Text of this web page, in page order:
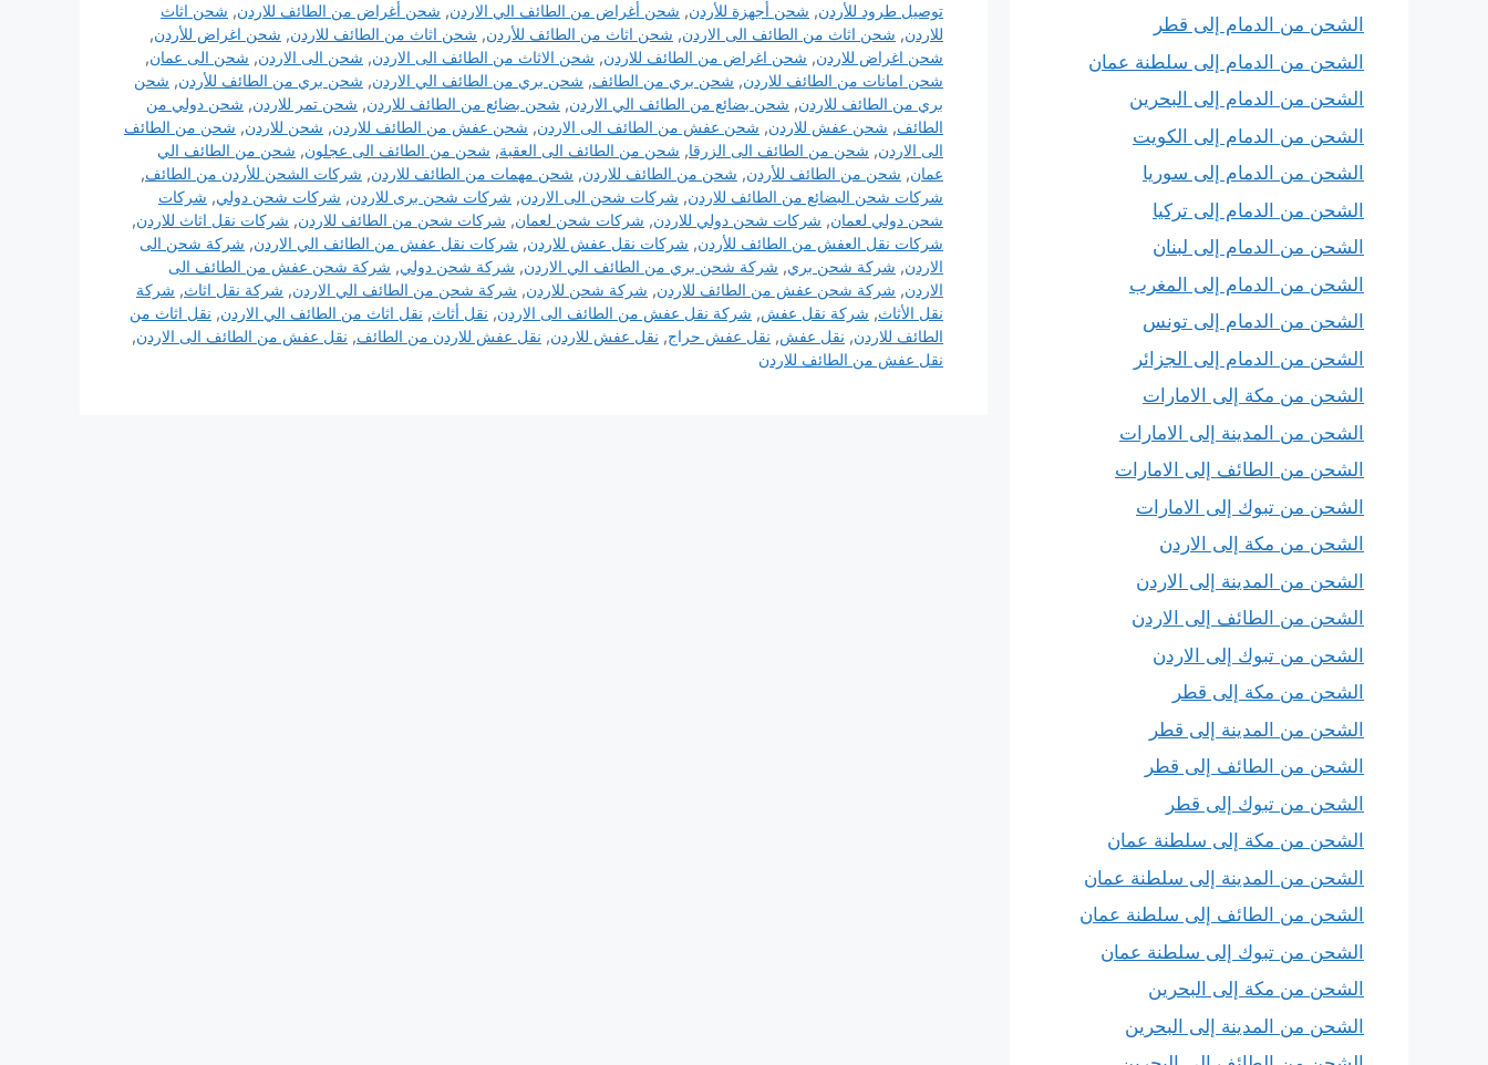
توصيل طرود للأردن, شحن أجهزة للأردن, شحن أغراض من الطائف الي الاردن, شحن أغراض من الطائف للاردن, شحن اثاث
للاردن, شحن اثاث من الطائف الى الاردن, شحن اثاث من الطائف للأردن, شحن اثاث من الطائف للاردن, شحن اغراض للأردن,
شحن اغراض للاردن, شحن اغراض من الطائف للاردن, شحن الاثاث من الطائف الى الاردن, شحن الى الاردن, شحن الى عمان,
شحن امانات من الطائف للاردن, شحن بري من الطائف, شحن بري من الطائف الي الاردن, شحن بري من الطائف للأردن, شحن
بري من الطائف للاردن, شحن بضائع من الطائف الي الاردن, شحن بضائع من الطائف للاردن, شحن تمر للاردن, شحن دولي من
الطائف, شحن عفش للاردن, شحن عفش من الطائف الى الاردن, شحن عفش من الطائف للاردن, شحن للاردن, شحن من الطائف
الى الاردن, شحن من الطائف الى الزرقا, شحن من الطائف الى العقبة, شحن من الطائف الى عجلون, شحن من الطائف الي
عمان, شحن من الطائف للأردن, شحن من الطائف للاردن, شحن مهمات من الطائف للاردن, شركات الشحن للأردن من الطائف,
شركات شحن البضائع من الطائف للاردن, شركات شحن الى الاردن, شركات شحن برى للاردن, شركات شحن دولي, شركات
شحن دولي لعمان, شركات شحن دولي للاردن, شركات شحن لعمان, شركات شحن من الطائف للاردن, شركات نقل اثاث للاردن,
شركات نقل العفش من الطائف للأردن, شركات نقل عفش للاردن, شركات نقل عفش من الطائف الي الاردن, شركة شحن الى
الاردن, شركة شحن بري, شركة شحن بري من الطائف الي الاردن, شركة شحن دولي, شركة شحن عفش من الطائف الى
الاردن, شركة شحن عفش من الطائف للاردن, شركة شحن للاردن, شركة شحن من الطائف الي الاردن, شركة نقل اثاث, شركة
نقل الأثاث, شركة نقل عفش, شركة نقل عفش من الطائف الى الاردن, نقل أثاث, نقل اثاث من الطائف الي الاردن, نقل اثاث من
الطائف للاردن, نقل عفش, نقل عفش حراج, نقل عفش للاردن, نقل عفش للاردن من الطائف, نقل عفش من الطائف الى الاردن,
نقل عفش من الطائف للاردن
الشحن من الدمام إلى قطر
الشحن من الدمام إلى سلطنة عمان
الشحن من الدمام إلى البحرين
الشحن من الدمام إلى الكويت
الشحن من الدمام إلى سوريا
الشحن من الدمام إلى تركيا
الشحن من الدمام إلى لبنان
الشحن من الدمام إلى المغرب
الشحن من الدمام إلى تونس
الشحن من الدمام إلى الجزائر
الشحن من مكة إلى الامارات
الشحن من المدينة إلى الامارات
الشحن من الطائف إلى الامارات
الشحن من تبوك إلى الامارات
الشحن من مكة إلى الاردن
الشحن من المدينة إلى الاردن
الشحن من الطائف إلى الاردن
الشحن من تبوك إلى الاردن
الشحن من مكة إلى قطر
الشحن من المدينة إلى قطر
الشحن من الطائف إلى قطر
الشحن من تبوك إلى قطر
الشحن من مكة إلى سلطنة عمان
الشحن من المدينة إلى سلطنة عمان
الشحن من الطائف إلى سلطنة عمان
الشحن من تبوك إلى سلطنة عمان
الشحن من مكة إلى البحرين
الشحن من المدينة إلى البحرين